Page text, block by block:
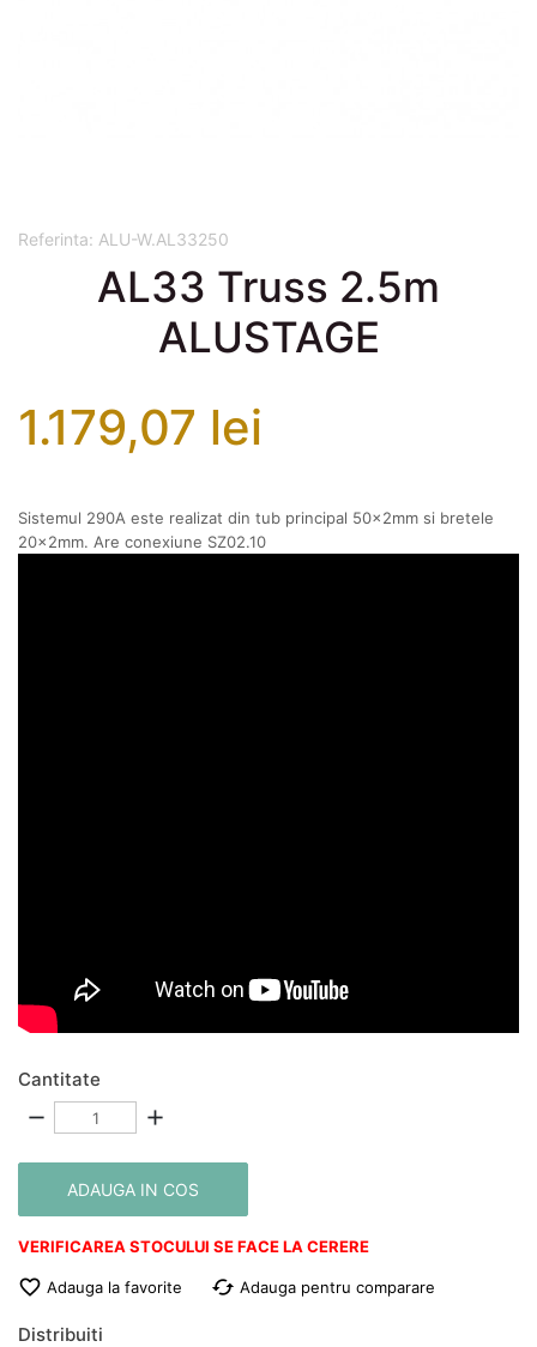
Referinta: ALU-W.AL33250
AL33 Truss 2.5m
ALUSTAGE
1.179,07 lei
Sistemul 290A este realizat din tub principal 50x2mm si bretele
20x2mm. Are conexiune SZ02.10
Cantitate
remove add
ADAUGA IN COS
VERIFICAREA STOCULUI SE FACE LA CERERE
 Adauga la favorite cached Adauga pentru comparare
Distribuiti